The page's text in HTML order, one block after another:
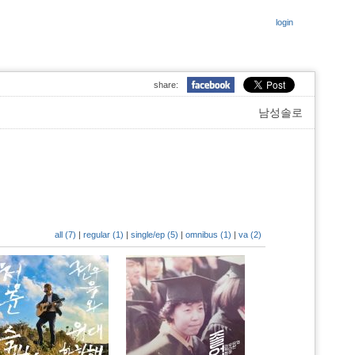
login
share:
남성솔로
all (7) | regular (1) | single/ep (5) | omnibus (1) | va (2)